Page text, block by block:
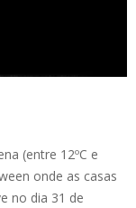
(entre 12ºC e
onde as casas
no dia 31 de